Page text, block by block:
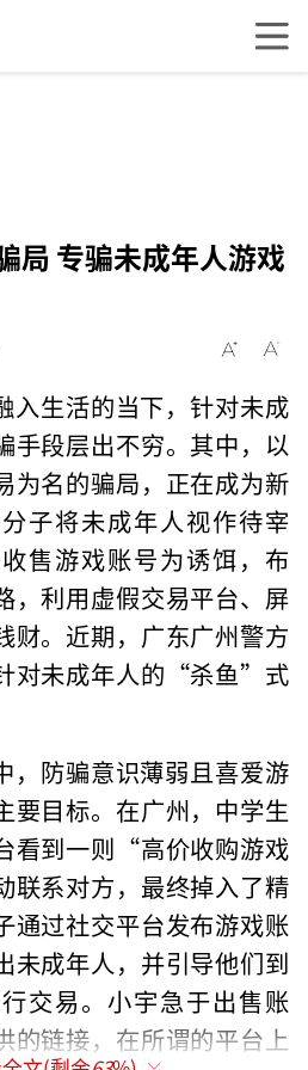
局 专骗未成年人游戏
入生活的当下，针对未成
手段层出不穷。其中，以
为名的骗局，正在成为新
子将未成年人视作待宰
售游戏账号为诱饵，布
利用虚假交易平台、屏
财。近期，广东广州警方
对未成年人的“杀鱼”式
，防骗意识薄弱且喜爱游
要目标。在广州，中学生
看到一则“高价收购游戏
系对方，最终掉入了精
通过社交平台发布游戏账
未成年人，并引导他们到
交易。小宇急于出售账
的链接，在所谓的平台上